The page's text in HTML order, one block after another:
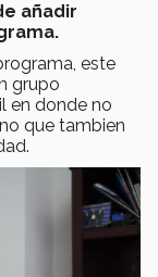
añadir
este
grupo
en donde no
que tambien